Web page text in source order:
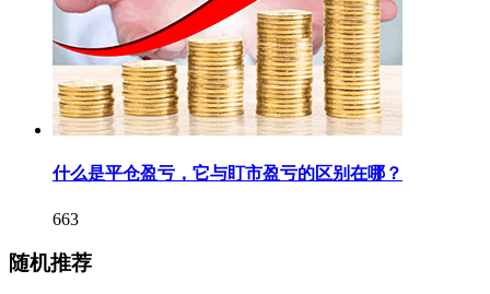
什么是平仓盈亏，它与盯市盈亏的区别在哪？
663
随机推荐